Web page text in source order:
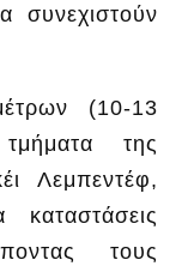
συνεχιστούν
(10-13
της
Λεμπεντέφ,
καταστάσεις
τους